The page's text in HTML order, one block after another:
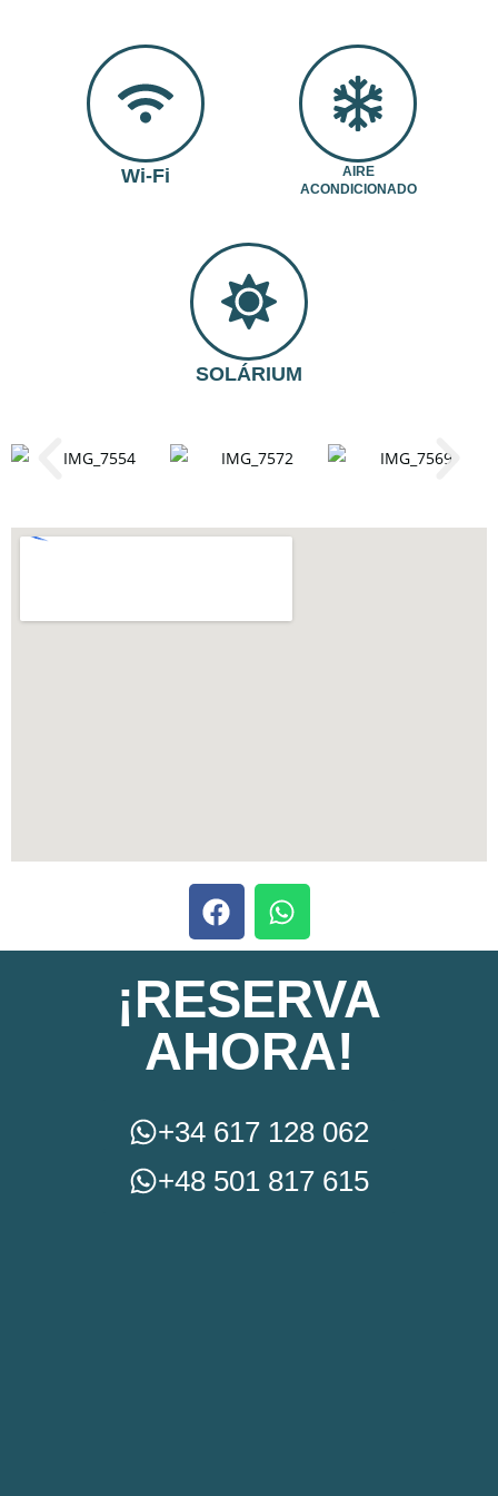
Wi-Fi
AIRE
ACONDICIONADO
SOLÁRIUM
¡RESERVA
AHORA!
+34 617 128 062
+48 501 817 615